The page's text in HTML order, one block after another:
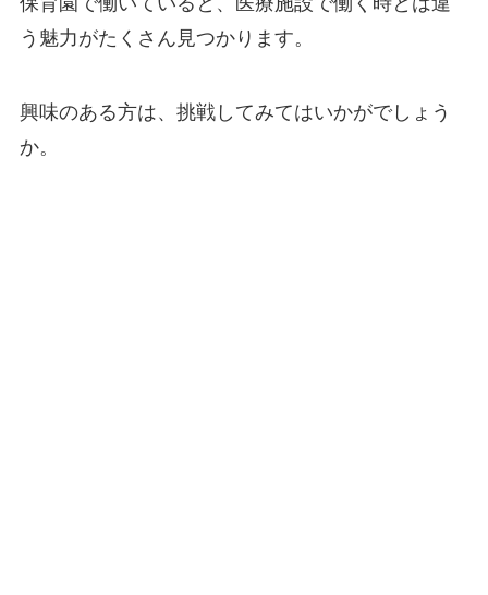
う魅力がたくさん見つかります。
興味のある方は、挑戦してみてはいかがでしょう
か。